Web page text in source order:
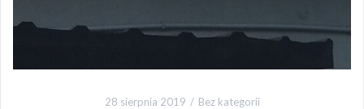
28 sierpnia 2019 Bez kategorii